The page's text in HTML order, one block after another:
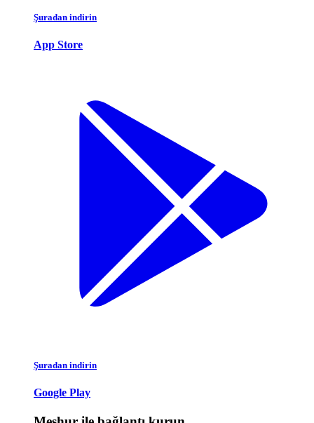
Şuradan indirin
App Store
Şuradan indirin
Google Play